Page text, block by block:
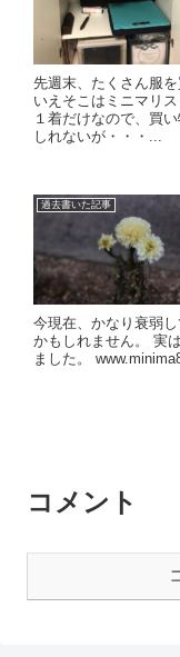
先週末、たくさん服
いえそこはミニマリ
１着だけなので、買
しれないが・・・...
過去書いた記事
今現在、かなり衰弱
かもしれません。 実
ました。
コメント